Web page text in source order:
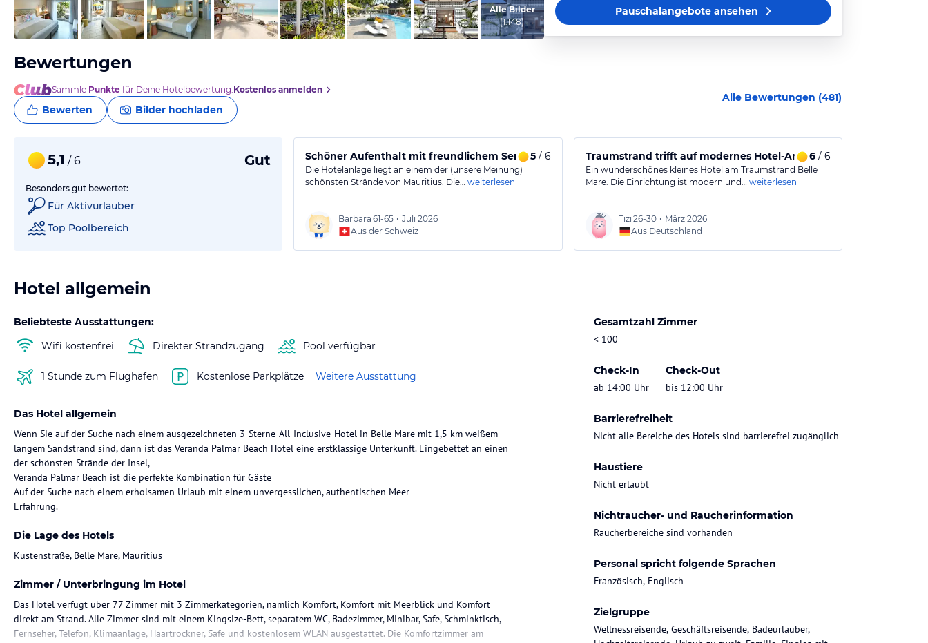
vom Hotelier, Februar 2025 vom Hotelier, Februar 2025
Alle Bilder
(1.148)
Pauschalangeboteansehen
Bewertungen
Sammle Punkte für Deine Hotelbewertung.Kostenlos anmelden
Bewerten Bilder hochladen
Alle Bewertungen (481)
5,1 / 6 Gut
Besonders gut bewertet:
Für Aktivurlauber
Top Poolbereich
Schöner Aufenthalt mit freundlichem Service und tollem Ausblick
5/ 6
Die Hotelanlage liegt an einem der (unsere Meinung)
schönsten Strände von Mauritius. Die… weiterlesen
Barbara 61-65 • Juli 2026
Aus der Schweiz
Traumstrand trifft auf modernes Hotel-Ambiente
6/ 6
Ein wunderschönes kleines Hotel am Traumstrand Belle
Mare. Die Einrichtung ist modern und… weiterlesen
Tizi 26-30 • März 2026
Aus Deutschland
Hotel allgemein
Beliebteste Ausstattungen:
Wifi kostenfrei
Direkter Strandzugang Pool verfügbar
1 Stunde zum Flughafen Kostenlose Parkplätze Weitere Ausstattung
Gesamtzahl Zimmer
< 100
Check-In
ab 14:00 Uhr
Check-Out
bis 12:00 Uhr
Barrierefreiheit
Nicht alle Bereiche des Hotels sind barrierefrei zugänglich
Haustiere
Nicht erlaubt
Nichtraucher- und Raucherinformation
Raucherbereiche sind vorhanden
Personal spricht folgende Sprachen
Französisch, Englisch
Zielgruppe
Wellnessreisende, Geschäftsreisende, Badeurlauber,
Das Hotel allgemein
Wenn Sie auf der Suche nach einem ausgezeichneten 3-Sterne-All-Inclusive-Hotel in Belle Mare mit 1,5 km weißem
langem Sandstrand sind, dann ist das Veranda Palmar Beach Hotel eine erstklassige Unterkunft. Eingebettet an einen
der schönsten Strände der Insel,
Veranda Palmar Beach ist die perfekte Kombination für Gäste
Auf der Suche nach einem erholsamen Urlaub mit einem unvergesslichen, authentischen Meer
Erfahrung.
Die Lage des Hotels
Küstenstraße, Belle Mare, Mauritius
Zimmer / Unterbringung im Hotel
Das Hotel verfügt über 77 Zimmer mit 3 Zimmerkategorien, nämlich Komfort, Komfort mit Meerblick und Komfort
direkt am Strand. Alle Zimmer sind mit einem Kingsize-Bett, separatem WC, Badezimmer, Minibar, Safe, Schminktisch,
Fernseher, Telefon, Klimaanlage, Haartrockner, Safe und kostenlosem WLAN ausgestattet. Die Komfortzimmer am